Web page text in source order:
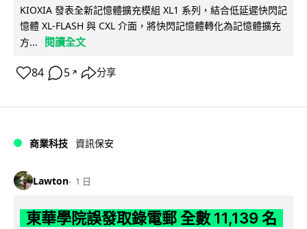
KIOXIA 發表全新記憶體擴充模組 XL1 系列，結合低延遲快閃記
憶體 XL-FLASH 與 CXL 介面，將快閃記憶體轉化為記憶體擴充
方...
閱讀全文
84 5 ↗ 分享
商業科技 資訊保安
Lawton 1 日
東華學院誤發取錄電郵 全數 11,139 名